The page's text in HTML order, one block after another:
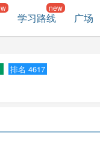
学习路线 广场
排名 4617